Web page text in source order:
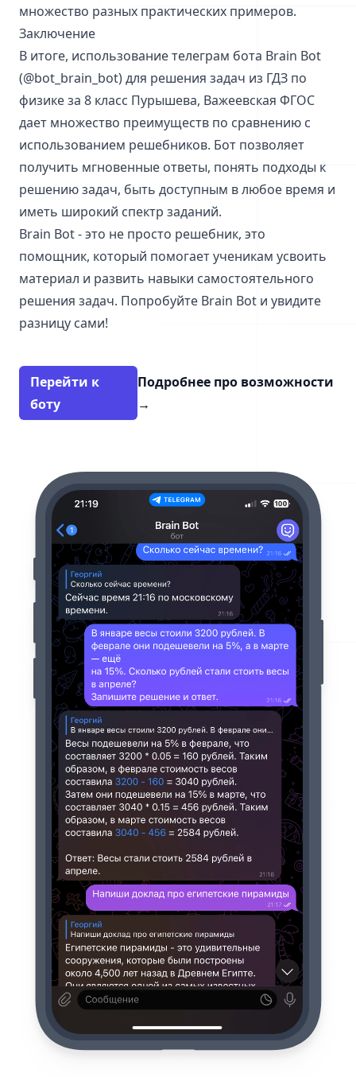
множество разных практических примеров.
Заключение
В итоге, использование телеграм бота Brain Bot
(@bot_brain_bot) для решения задач из ГДЗ по
физике за 8 класс Пурышева, Важеевская ФГОС
дает множество преимуществ по сравнению с
использованием решебников. Бот позволяет
получить мгновенные ответы, понять подходы к
решению задач, быть доступным в любое время и
иметь широкий спектр заданий.
Brain Bot - это не просто решебник, это
помощник, который помогает ученикам усвоить
материал и развить навыки самостоятельного
решения задач. Попробуйте Brain Bot и увидите
разницу сами!
Перейти к
боту
Подробнее про возможности
→